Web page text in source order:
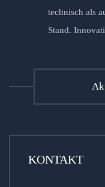
technisch als
Stand.
KONTAKT